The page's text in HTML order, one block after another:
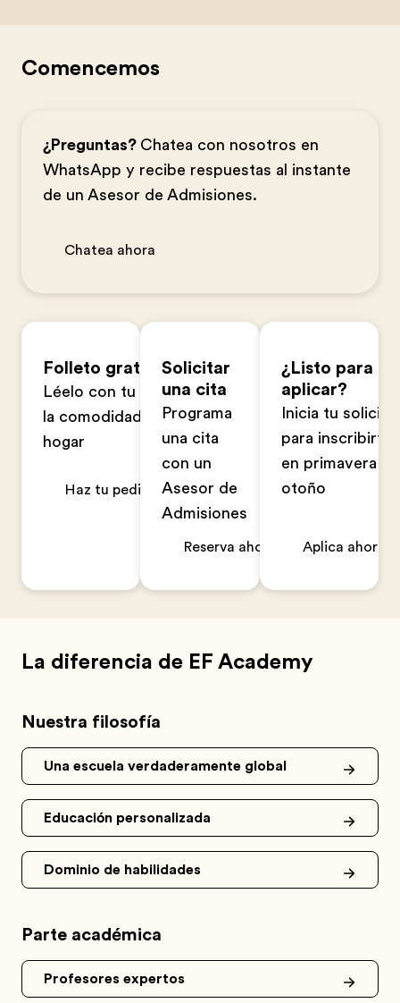
Comencemos
¿Preguntas? Chatea con nosotros en
WhatsApp y recibe respuestas al instante
de un Asesor de Admisiones.
Chatea ahora
Folleto gratuito
Léelo con tu familia en
la comodidad de tu
hogar
Haz tu pedido ahora
Solicitar
una cita
Programa
una cita
con un
Asesor de
Admisiones
Reserva ahora
¿Listo para
aplicar?
Inicia tu
para inscribirte
en primavera u
otoño
Aplica ahora
La diferencia de EF Academy
Nuestra filosofía
Una escuela verdaderamente global
Educación personalizada
Dominio de habilidades
Parte académica
Profesores expertos